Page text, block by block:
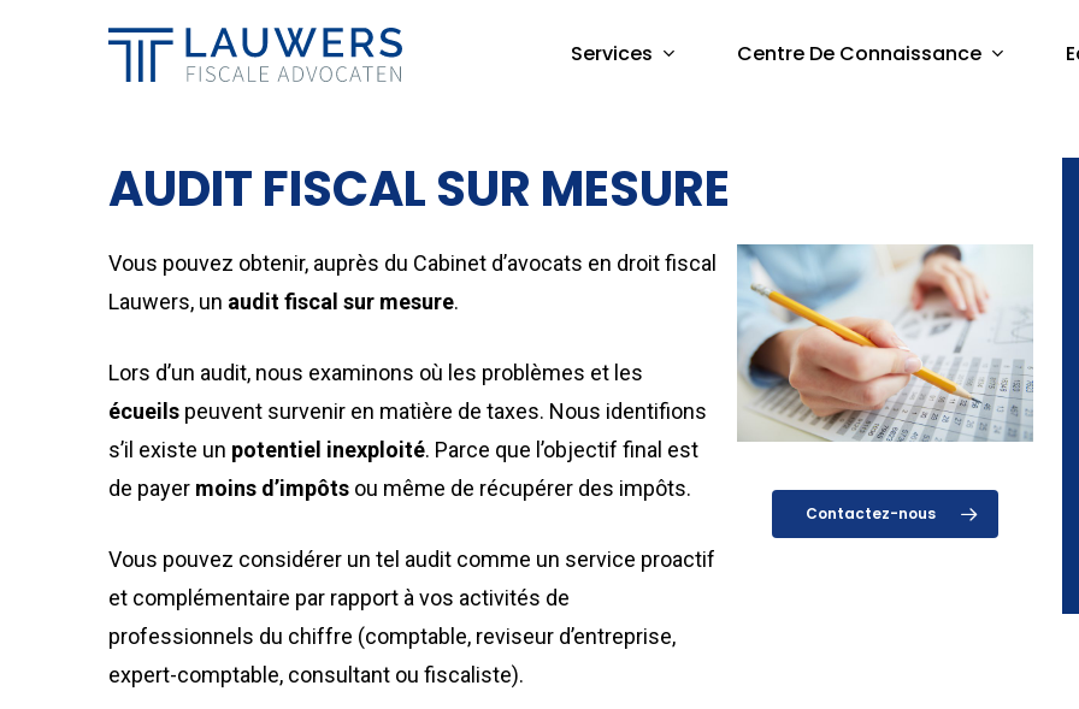
Services Centre De Connaissance
AUDIT FISCAL SUR MESURE
Vous pouvez obtenir, auprès du Cabinet d’avocats en droit fiscal
Lauwers, un audit fiscal sur mesure.
Lors d’un audit, nous examinons où les problèmes et les
écueils peuvent survenir en matière de taxes. Nous identifions
s’il existe un potentiel inexploité. Parce que l’objectif final est
de payer moins d’impôts ou même de récupérer des impôts.
Vous pouvez considérer un tel audit comme un service proactif
et complémentaire par rapport à vos activités de
professionnels du chiffre (comptable, reviseur d’entreprise,
expert-comptable, consultant ou fiscaliste).
Contactez-nous